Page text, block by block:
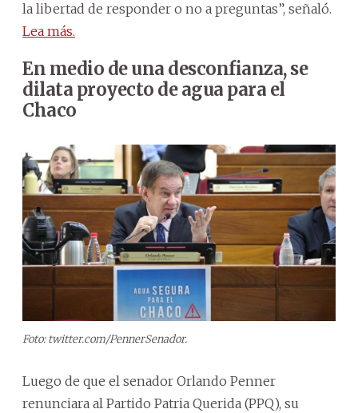
la libertad de responder o no a preguntas”, señaló.
Lea más.
En medio de una desconfianza, se
dilata proyecto de agua para el
Chaco
Foto: twitter.com/PennerSenador.
Luego de que el senador Orlando Penner
renunciara al Partido Patria Querida (PPQ), su